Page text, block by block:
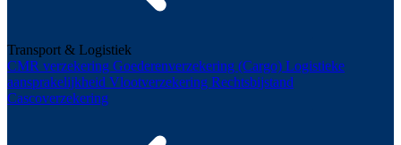
Transport & Logistiek
CMR verzekering Goederenverzekering (Cargo) Logistieke
aansprakelijkheid Vlootverzekering Rechtsbijstand
Cascoverzekering